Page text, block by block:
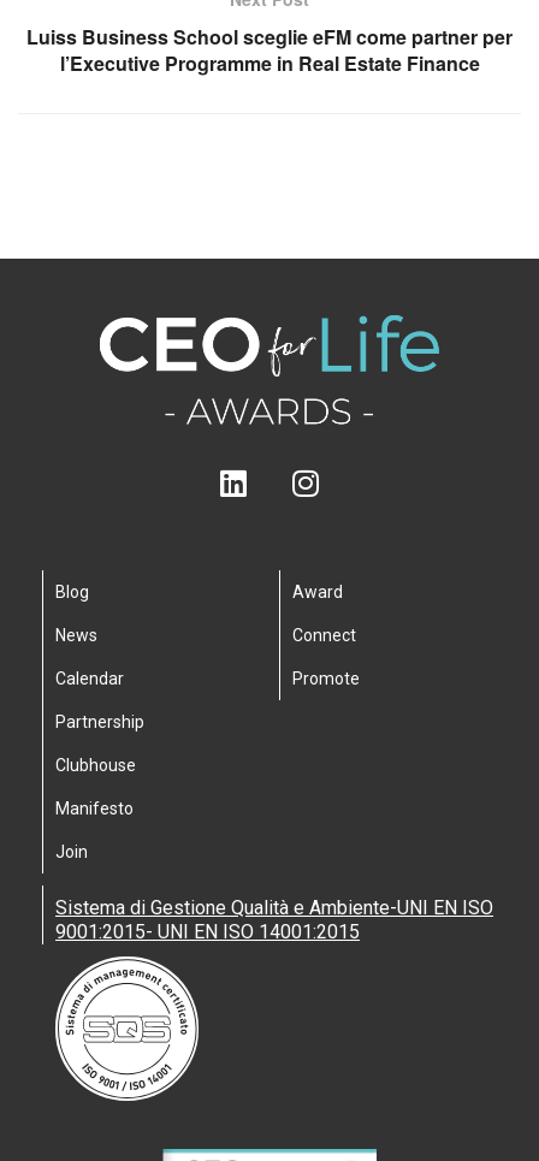
Luiss Business School sceglie eFM come partner per
l’Executive Programme in Real Estate Finance
Blog
News
Calendar
Partnership
Clubhouse
Manifesto
Join
Award
Connect
Promote
Sistema di Gestione Qualità e Ambiente-UNI EN ISO
9001:2015- UNI EN ISO 14001:2015